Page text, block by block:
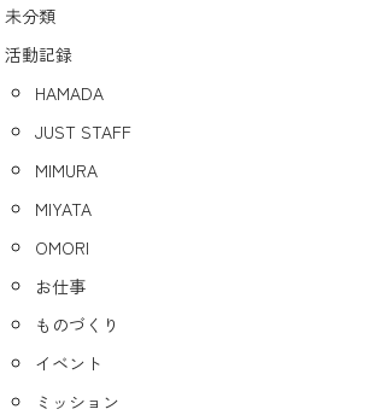
未分類
活動記録
HAMADA
JUST STAFF
MIMURA
MIYATA
OMORI
お仕事
ものづくり
イベント
ミッション